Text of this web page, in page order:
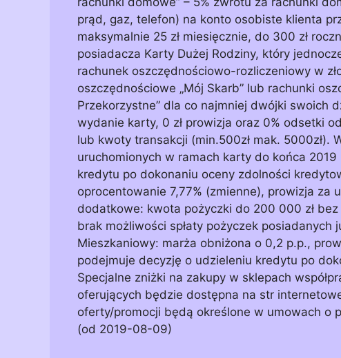
prąd, gaz, telefon) na konto osobiste klienta
maksymalnie 25 zł miesięcznie, do 300 zł
posiadacza Karty Dużej Rodziny, który
rachunek oszczędnościowo-rozliczeniowy w
oszczędnościowe „Mój Skarb” lub rachunki
Przekorzystne” dla co najmniej dwójki swoich
wydanie karty, 0 zł prowizja oraz 0% odsetki
lub kwoty transakcji (min.500zł mak. 5000zł).
uruchomionych w ramach karty do końca
kredytu po dokonaniu oceny zdolności
oprocentowanie 7,77% (zmienne), prowizja za
dodatkowe: kwota pożyczki do 200 000 zł
brak możliwości spłaty pożyczek posiadanych
Mieszkaniowy: marża obniżona o 0,2 p.p.,
podejmuje decyzję o udzieleniu kredytu po
Specjalne zniżki na zakupy w sklepach
oferujących będzie dostępna na str
oferty/promocji będą określone w umowach o
(od 2019-08-09)